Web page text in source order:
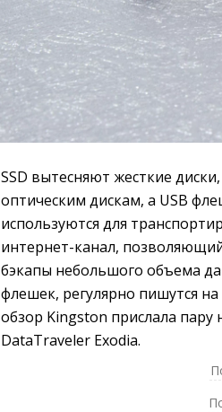
SSD вытесняют жесткие
оптическим дискам, а USB
используются для
интернет-канал,
бэкапы небольшого объема
флешек, регулярно пишутся
обзор Kingston прислала
DataTraveler Exodia.